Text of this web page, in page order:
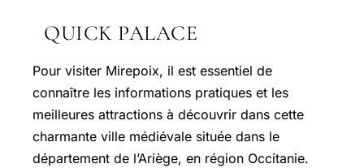
QUICK PALACE
Pour visiter Mirepoix, il est essentiel de
connaître les informations pratiques et les
meilleures attractions à découvrir dans cette
charmante ville médiévale située dans le
département de l’Ariège, en région Occitanie.